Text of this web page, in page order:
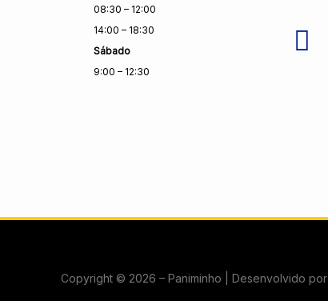
08:30 – 12:00
14:00 – 18:30
Sábado
9:00 – 12:30
Copyright © 2026 – Paniminho | Desenvolvido por